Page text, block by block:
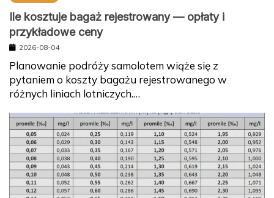
Ile kosztuje bagaż rejestrowany — opłaty i
przykładowe ceny
2026-08-04
Planowanie podróży samolotem wiąże się z
pytaniem o koszty bagażu rejestrowanego w
różnych liniach lotniczych.…